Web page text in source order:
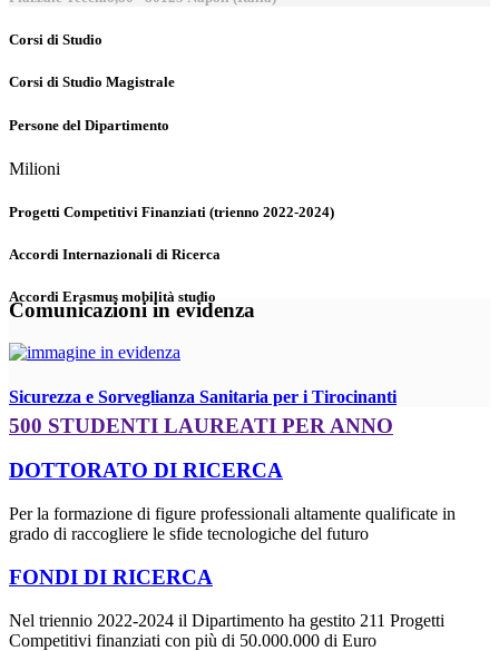
Corsi di Studio
Corsi di Studio Magistrale
Persone del Dipartimento
Milioni
Progetti Competitivi Finanziati (trienno 2022-2024)
Accordi Internazionali di Ricerca
Accordi Erasmus mobilità studio
Comunicazioni in evidenza
Sicurezza e Sorveglianza Sanitaria per i Tirocinanti
500 STUDENTI LAUREATI PER ANNO
DOTTORATO DI RICERCA
Per la formazione di figure professionali altamente qualificate in
grado di raccogliere le sfide tecnologiche del futuro
FONDI DI RICERCA
Nel triennio 2022-2024 il Dipartimento ha gestito 211 Progetti
Competitivi finanziati con più di 50.000.000 di Euro